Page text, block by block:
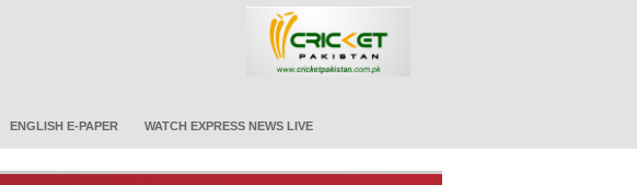
ENGLISH E-PAPER WATCH EXPRESS NEWS LIVE